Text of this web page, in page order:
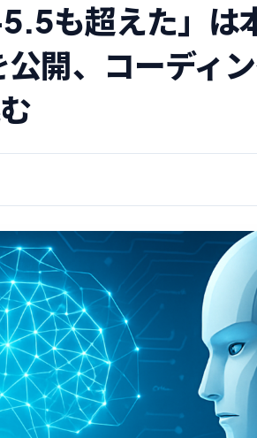
5.5も超えた」
開、コーディ